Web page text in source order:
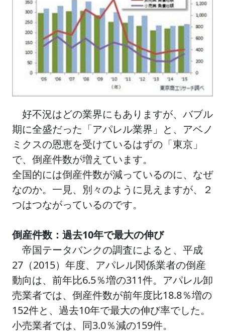
好不況はどの業界にもありますが、バブル
期に全盛だった「アパレル業界」と、アベノ
ミクスの恩恵を受けているはずの「東京」
で、倒産件数が増えています。
全国的には倒産件数が減っているのに、なぜ
なのか。一見、別々のように見えますが、２
つはつながっているのです。
倒産件数：過去10年で最大の伸び
帝国テータバンクの調査によると、平成
27（2015）年度、アパレル関係業者の倒産
動向は、前年比6.5％増の311件。アパレル卸
売業者では、倒産件数が前年度比18.8％増の
152件と、過去10年で最大の伸び率でした。
小売業者では、同3.0％減の159件。